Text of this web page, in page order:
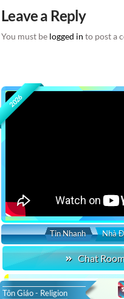
Leave a Reply
You must be logged in to post a
2026
Tin Nhanh Nhà
Chat
Tôn Giáo - Religion